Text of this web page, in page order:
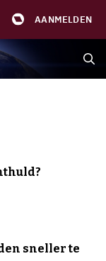
AANMELDEN
sneller te